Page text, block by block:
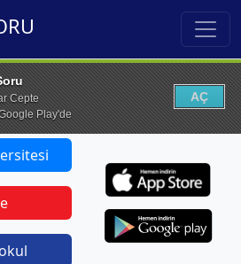
Cepte
Play'de
AÇ